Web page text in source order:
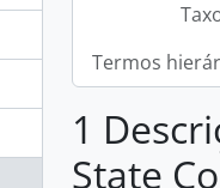
Termos
1
State